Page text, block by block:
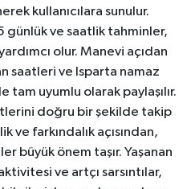
kullanıcılara sunulur.
ve saatlik tahminler,
olur. Manevi açıdan
saatleri ve Isparta namaz
uyumlu olarak paylaşılır.
doğru bir şekilde takip
ve farkındalık açısından,
büyük önem taşır. Yaşanan
ve artçı sarsıntılar,